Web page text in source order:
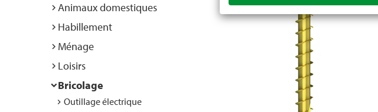
Animaux domestiques
Habillement
Ménage
Loisirs
Bricolage
Outillage électrique